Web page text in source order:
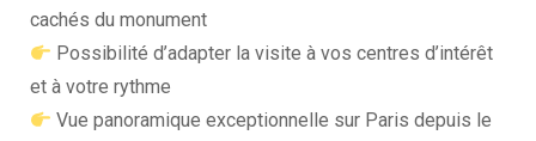
cachés du monument
Possibilité d’adapter la visite à vos centres d’intérêt
et à votre rythme
Vue panoramique exceptionnelle sur Paris depuis le